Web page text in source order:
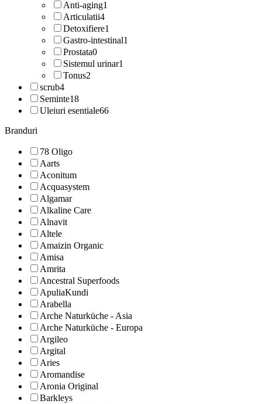
Anti-aging1
Articulatii4
Detoxifiere1
Gastro-intestinal1
Prostata0
Sistemul urinar1
Tonus2
scrub4
Seminte18
Uleiuri esentiale66
Branduri
78 Oligo
Aarts
Aconitum
Acquasystem
Algamar
Alkaline Care
Alnavit
Altele
Amaizin Organic
Amisa
Amrita
Ancestral Superfoods
ApuliaKundi
Arabella
Arche Naturküche - Asia
Arche Naturküche - Europa
Argileo
Argital
Aries
Aromandise
Aronia Original
Barkleys